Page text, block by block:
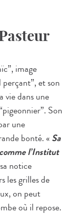
image
et son
vie dans une
Son
une
bonté. «Sa
l’Institut
notice
les grilles de
on peut
où il repose.